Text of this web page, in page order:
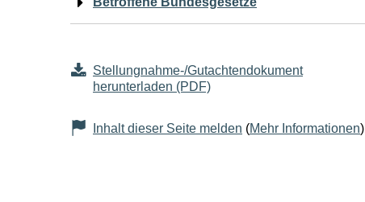
Seiteninhalt
Stellungnahme-/Gutachtendokument
herunterladen (PDF)
Inhalt dieser Seite melden (Mehr Informationen)